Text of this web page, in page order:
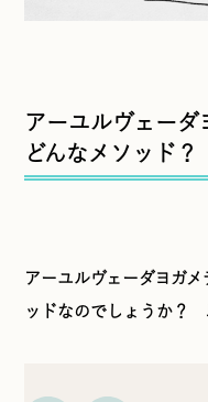
アーユルヴェーダ
どんなメソッド？
アーユルヴェーダヨガ
ッドなのでしょうか？